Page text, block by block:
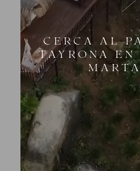
CERCA AL
TAYRONA